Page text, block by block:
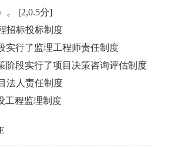
。 [2,0.5分]
招标投标制度
实行了监理工程师责任制度
阶段实行了项目决策咨询评估制度
法人责任制度
工程监理制度